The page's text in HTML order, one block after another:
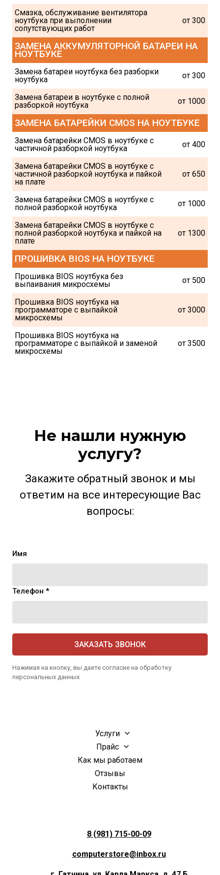
Смазка, обслуживание вентилятора
ноутбука при выполнении
сопутствующих работ
от 300
ЗАМЕНА АККУМУЛЯТОРНОЙ БАТАРЕИ НА
НОУТБУКЕ
Замена батареи ноутбука без разборки
ноутбука
от 300
Замена батареи в ноутбуке с полной
разборкой ноутбука
от 1000
ЗАМЕНА БАТАРЕЙКИ CMOS НА НОУТБУКЕ
Замена батарейки CMOS в ноутбуке с
частичной разборкой ноутбука
от 400
Замена батарейки CMOS в ноутбуке с
частичной разборкой ноутбука и пайкой
на плате
от 650
Замена батарейки CMOS в ноутбуке с
полной разборкой ноутбука
от 1000
Замена батарейки CMOS в ноутбуке с
полной разборкой ноутбука и пайкой на
плате
от 1300
ПРОШИВКА BIOS НА НОУТБУКЕ
Прошивка BIOS ноутбука без
выпаивания микросхемы
от 500
Прошивка BIOS ноутбука на
программаторе с выпайкой
микросхемы
от 3000
Прошивка BIOS ноутбука на
программаторе с выпайкой и заменой
микросхемы
от 3500
Не нашли нужную
услугу?
Закажите обратный звонок и мы
ответим на все интересующие Вас
вопросы:
Имя
Телефон *
ЗАКАЗАТЬ ЗВОНОК
Нажимая на кнопку, вы даете согласие на обработку
персональных данных
Услуги
Прайс
Как мы работаем
Отзывы
Контакты
8 (981) 715-00-09
computerstore@inbox.ru